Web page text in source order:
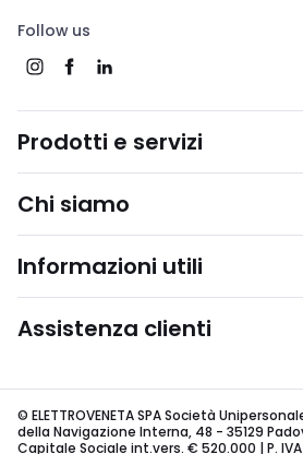
Follow us
Prodotti e servizi
Chi siamo
Informazioni utili
Assistenza clienti
© ELETTROVENETA SPA Società
della Navigazione Interna, 48 - 35129
Capitale Sociale int.vers. € 520.000 | P. IVA